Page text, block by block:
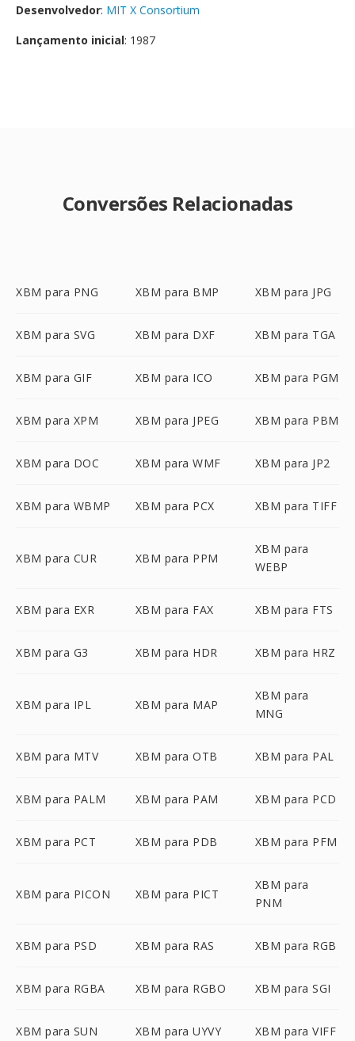
Desenvolvedor: MIT X Consortium
Lançamento inicial: 1987
Conversões Relacionadas
XBM para PNG XBM para BMP XBM para JPG
XBM para SVG XBM para DXF XBM para TGA
XBM para GIF XBM para ICO XBM para PGM
XBM para XPM XBM para JPEG XBM para PBM
XBM para DOC XBM para WMF XBM para JP2
XBM para WBMP XBM para PCX XBM para TIFF
XBM para CUR XBM para PPM
XBM para
WEBP
XBM para EXR XBM para FAX XBM para FTS
XBM para G3 XBM para HDR XBM para HRZ
XBM para IPL XBM para MAP
XBM para
MNG
XBM para MTV XBM para OTB XBM para PAL
XBM para PALM XBM para PAM XBM para PCD
XBM para PCT XBM para PDB XBM para PFM
XBM para PICON XBM para PICT
XBM para
PNM
XBM para PSD XBM para RAS XBM para RGB
XBM para RGBA XBM para RGBO XBM para SGI
XBM para SUN XBM para UYVY XBM para VIFF